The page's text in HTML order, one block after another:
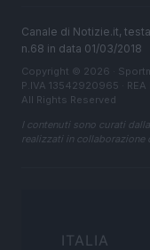
Canale di Notizie.it,
n.68 in data 01/03/2018
Copyright © 2026 ·
P.IVA 13542920965 ·
All Rights Reserved
I contenuti sono curati
realizzati in collaborazione
ITALIA